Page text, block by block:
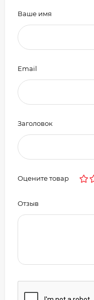
Ваше имя
Email
Заголовок
Оцените товар
Отзыв